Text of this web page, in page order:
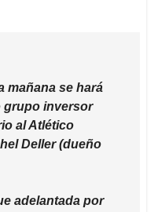
mañana se hará
grupo inversor
al Atlético
Deller (dueño
adelantada por